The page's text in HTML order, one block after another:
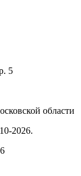
5
области
2026.